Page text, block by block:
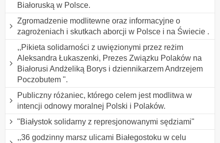
Białoruską w Polsce.
Zgromadzenie modlitewne oraz informacyjne o
zagrożeniach i skutkach aborcji w Polsce i na Świecie .
,,Pikieta solidarności z uwięzionymi przez reżim
Aleksandra Łukaszenki, Prezes Związku Polaków na
Białorusi Andżeliką Borys i dziennikarzem Andrzejem
Poczobutem ".
Publiczny różaniec, którego celem jest modlitwa w
intencji odnowy moralnej Polski i Polaków.
"Białystok solidarny z represjonowanymi sędziami"
,,36 godzinny marsz ulicami Białegostoku w celu